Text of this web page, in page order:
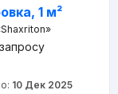
1 м²
10 Дек 2025